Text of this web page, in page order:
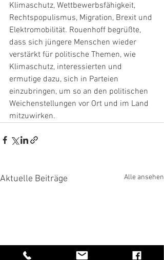
Klimaschutz, Wettbewerbsfähigkeit,
Rechtspopulismus, Migration, Brexit und
Elektromobilität. Rouenhoff begrüßte,
dass sich jüngere Menschen wieder
verstärkt für politische Themen, wie
Klimaschutz, interessierten und
ermutige dazu, sich in Parteien
einzubringen, um so an den politischen
Weichenstellungen vor Ort und im Land
mitzuwirken.
Aktuelle Beiträge Alle ansehen